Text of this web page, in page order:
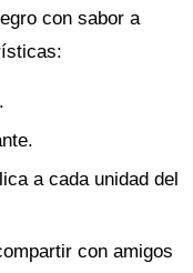
con sabor a
a cada unidad del
con amigos